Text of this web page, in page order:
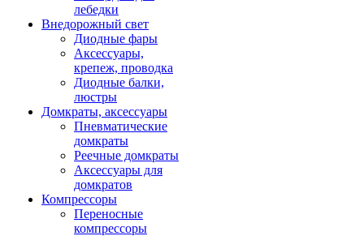
лебедки
Внедорожный свет
Диодные фары
Аксессуары,
крепеж, проводка
Диодные балки,
люстры
Домкраты, аксессуары
Пневматические
домкраты
Реечные домкраты
Аксессуары для
домкратов
Компрессоры
Переносные
компрессоры